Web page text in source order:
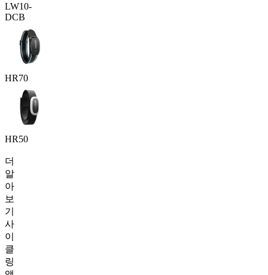
LW10-
DCB
HR70
HR50
더
알
아
보
기
사
이
클
링